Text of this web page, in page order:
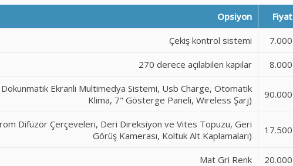
Opsiyon Fiyat
Çekiş kontrol sistemi 7.000
270 derece açılabilen kapılar 8.000
Ekranlı Multimedya Sistemi, Usb Charge, Otomatik
Klima, 7" Gösterge Paneli, Wireless Şarj)
90.000
Difüzör Çerçeveleri, Deri Direksiyon ve Vites Topuzu, Geri
Görüş Kamerası, Koltuk Alt Kaplamaları)
17.500
Mat Gri Renk 20.000